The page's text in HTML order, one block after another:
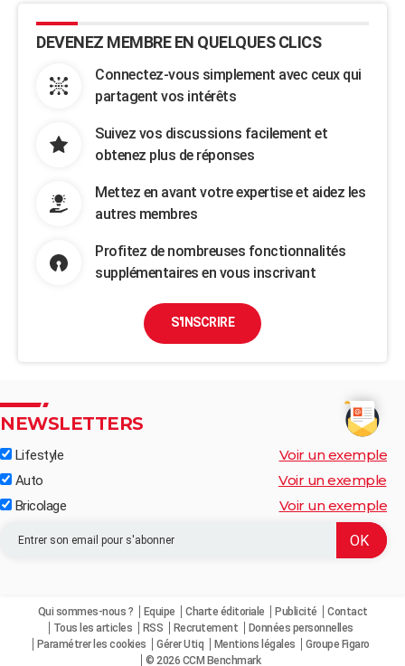
DEVENEZ MEMBRE EN QUELQUES CLICS
Connectez-vous simplement avec ceux qui
partagent vos intérêts
Suivez vos discussions facilement et
obtenez plus de réponses
Mettez en avant votre expertise et aidez les
autres membres
Profitez de nombreuses fonctionnalités
supplémentaires en vous inscrivant
S'INSCRIRE
NEWSLETTERS
Lifestyle Voir un exemple
Auto Voir un exemple
Bricolage Voir un exemple
Qui sommes-nous ? Equipe Charte éditoriale Publicité
Contact
Tous les articles
RSS Recrutement
Données personnelles
Paramétrer les cookies
Gérer Utiq Mentions légales
Groupe Figaro
© 2026 CCM Benchmark